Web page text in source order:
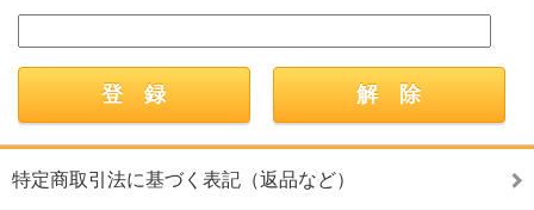
特定商取引法に基づく表記（返品など）